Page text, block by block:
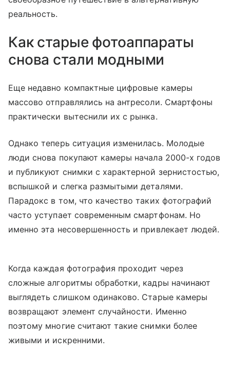
реальность.
Как старые фотоаппараты
снова стали модными
Еще недавно компактные цифровые камеры
массово отправлялись на антресоли. Смартфоны
практически вытеснили их с рынка.
Однако теперь ситуация изменилась. Молодые
люди снова покупают камеры начала 2000-х годов
и публикуют снимки с характерной зернистостью,
вспышкой и слегка размытыми деталями.
Парадокс в том, что качество таких фотографий
часто уступает современным смартфонам. Но
именно эта несовершенность и привлекает людей.
Когда каждая фотография проходит через
сложные алгоритмы обработки, кадры начинают
выглядеть слишком одинаково. Старые камеры
возвращают элемент случайности. Именно
поэтому многие считают такие снимки более
живыми и искренними.